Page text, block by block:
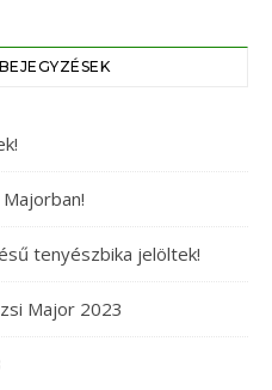
tenyészbika jelöltek!
Major 2023